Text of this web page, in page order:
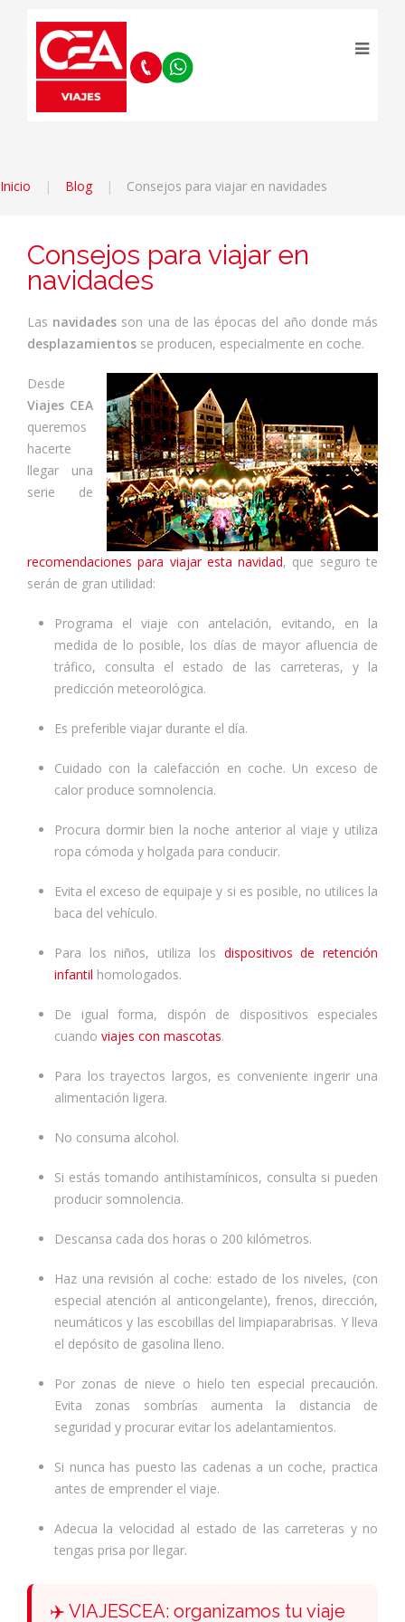
Inicio Blog Consejos para viajar en navidades
Consejos para viajar en
navidades
Las navidades son una de las épocas del año donde más
desplazamientos se producen, especialmente en coche.
Desde
Viajes CEA
queremos
hacerte
llegar una
serie de
recomendaciones para viajar esta navidad, que seguro te
serán de gran utilidad:
Programa el viaje con antelación, evitando, en la
medida de lo posible, los días de mayor afluencia de
tráfico, consulta el estado de las carreteras, y la
predicción meteorológica.
Es preferible viajar durante el día.
Cuidado con la calefacción en coche. Un exceso de
calor produce somnolencia.
Procura dormir bien la noche anterior al viaje y utiliza
ropa cómoda y holgada para conducir.
Evita el exceso de equipaje y si es posible, no utilices la
baca del vehículo.
Para los niños, utiliza los dispositivos de retención
infantil homologados.
De igual forma, dispón de dispositivos especiales
cuando viajes con mascotas.
Para los trayectos largos, es conveniente ingerir una
alimentación ligera.
No consuma alcohol.
Si estás tomando antihistamínicos, consulta si pueden
producir somnolencia.
Descansa cada dos horas o 200 kilómetros.
Haz una revisión al coche: estado de los niveles, (con
especial atención al anticongelante), frenos, dirección,
neumáticos y las escobillas del limpiaparabrisas. Y lleva
el depósito de gasolina lleno.
Por zonas de nieve o hielo ten especial precaución.
Evita zonas sombrías aumenta la distancia de
seguridad y procurar evitar los adelantamientos.
Si nunca has puesto las cadenas a un coche, practica
antes de emprender el viaje.
Adecua la velocidad al estado de las carreteras y no
tengas prisa por llegar.
✈️ VIAJESCEA: organizamos tu viaje